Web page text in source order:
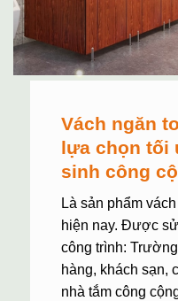
Vách ngăn
lựa chọn tối
sinh công
Là sản phẩm
hiện nay. Được
công trình:
hàng, khách sạn,
nhà tắm công